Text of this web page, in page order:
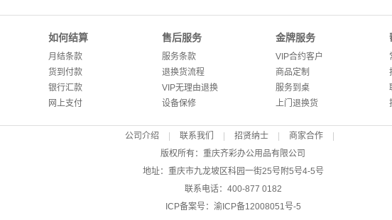
如何结算
月结条款
货到付款
银行汇款
网上支付
售后服务
服务条款
退换货流程
VIP无理由退换
设备保修
金牌服务
VIP合约客户
商品定制
服务到桌
上门退换货
公司介绍 联系我们 招贤纳士 商家合作
版权所有：重庆齐彩办公用品有限公司
地址：重庆市九龙坡区科园一街25号附5号4-5号
联系电话：400-877 0182
ICP备案号： 渝ICP备12008051号-5